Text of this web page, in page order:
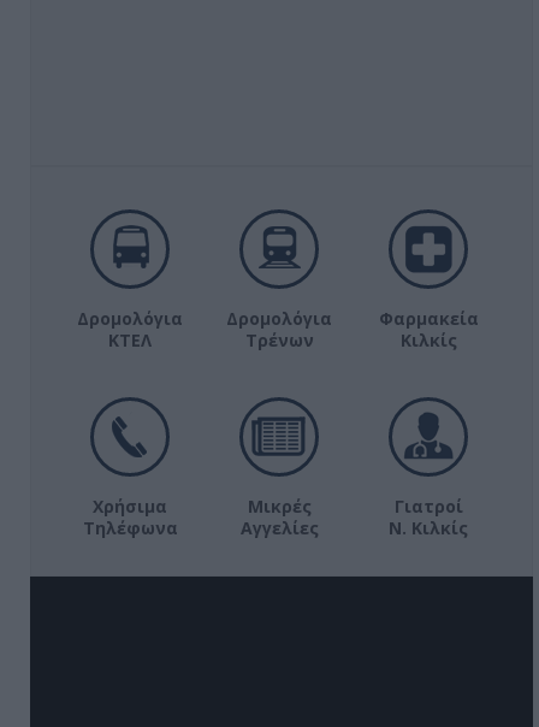
Δρομολόγια
ΚΤΕΛ
Δρομολόγια
Τρένων
Φαρμακεία
Κιλκίς
Χρήσιμα
Τηλέφωνα
Μικρές
Αγγελίες
Γιατροί
Ν. Κιλκίς